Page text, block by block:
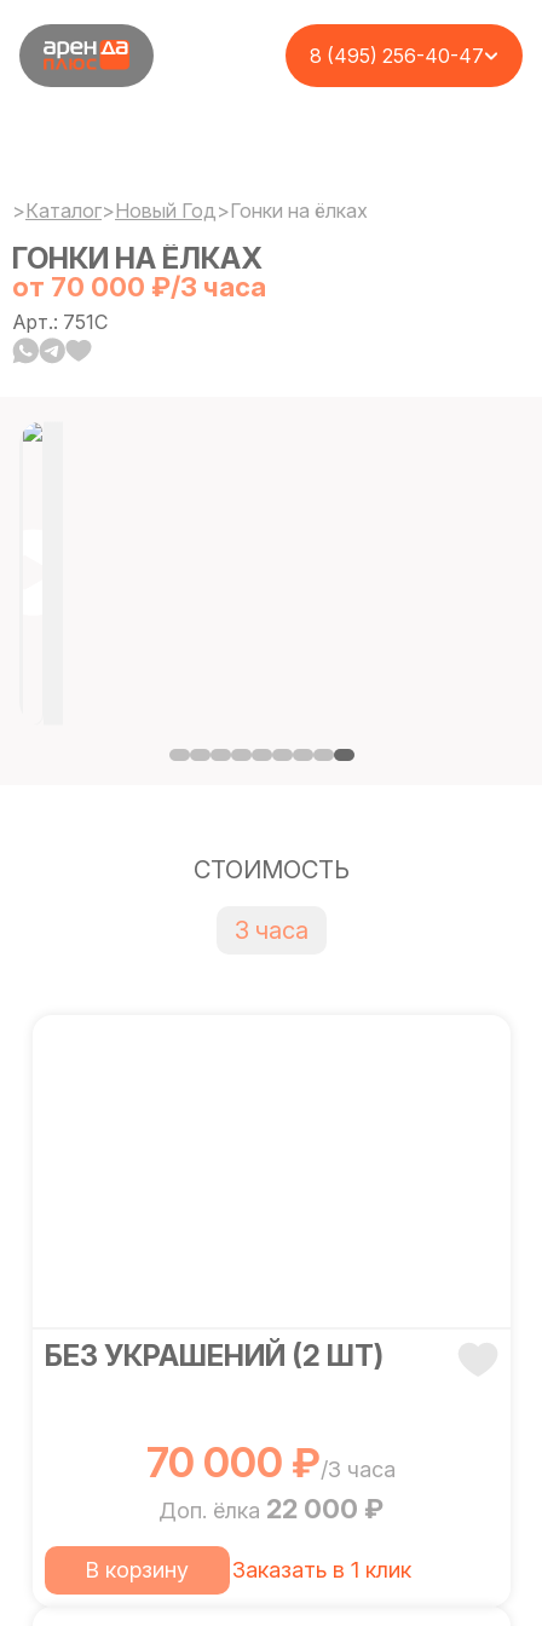
8 (495) 256-40-47
>Каталог>Новый Год>Гонки на ёлках
ГОНКИ НА ЁЛКАХ
от 70 000 ₽/3 часа
Арт.: 751C
СТОИМОСТЬ
3 часа
БЕЗ УКРАШЕНИЙ (2 ШТ)
70 000 ₽/3 часа
Доп. ёлка 22 000 ₽
В корзину Заказать в 1 клик